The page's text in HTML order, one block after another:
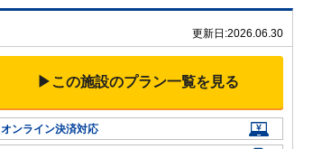
更新日:2026.06.30
▶この施設のプラン一覧を見る
オンライン決済対応